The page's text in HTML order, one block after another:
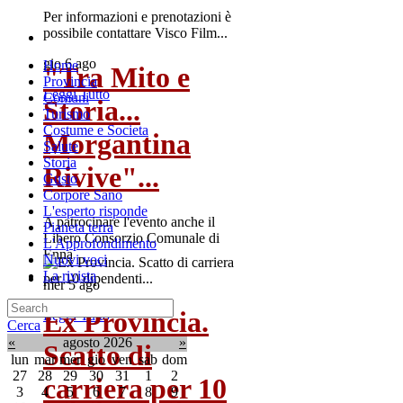
Per informazioni e prenotazioni è
possibile contattare Visco Film...
gio 6 ago
Leggi Tutto
"Tra Mito e
Storia...
Morgantina
Rivive"...
A patrocinare l'evento anche il
Libero Consorzio Comunale di
Enna
mer 5 ago
Leggi Tutto
Ex Provincia.
Scatto di
carriera per 10
Home
Provincia
Comuni
Turismo
Costume e Societa
Salute
Storia
Gusto
Corpore Sano
L'esperto risponde
Pianeta terra
L'Approfondimento
Nuovi voci
La rivista
Cerca
«
agosto 2026
»
lun mar mer gio ven sab dom
27
28 29 30 31 1
2
3
4 5 6 7 8
9